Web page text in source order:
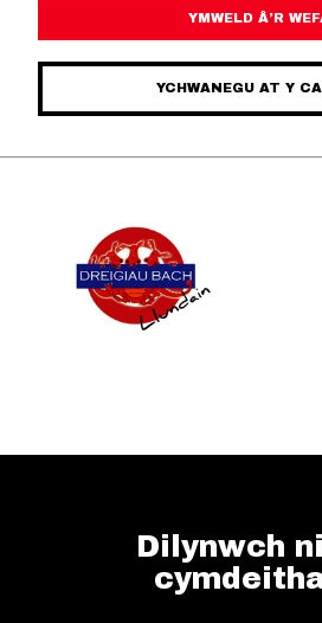
YMWELD Â’R
YCHWANEGU AT Y
Dilynwch